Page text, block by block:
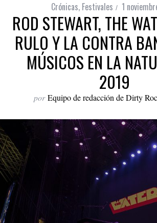
Crónicas, Festivales 1
ROD STEWART, THE
RULO Y LA CONTRA
MÚSICOS EN LA
2019
por Equipo de redacción de Dirty